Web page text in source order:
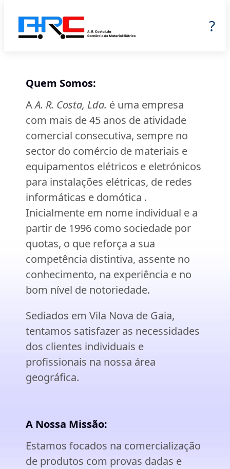
?
Quem Somos:
AA. R. Costa, Lda. é uma empresa
com mais de 45 anos de atividade
comercial consecutiva, sempre no
sector do comércio de materiais e
equipamentos elétricos e eletrónicos
para instalações elétricas, de redes
informáticas e domótica .
Inicialmente em nome individual e a
partir de 1996 como sociedade por
quotas, o que reforça a sua
competência distintiva, assente no
conhecimento, na experiência e no
bom nível de notoriedade.
Sediados em Vila Nova de Gaia,
tentamos satisfazer as necessidades
dos clientes individuais e
profissionais na nossa área
geográfica.
A Nossa Missão:
Estamos focados na comercialização
de produtos com provas dadas e